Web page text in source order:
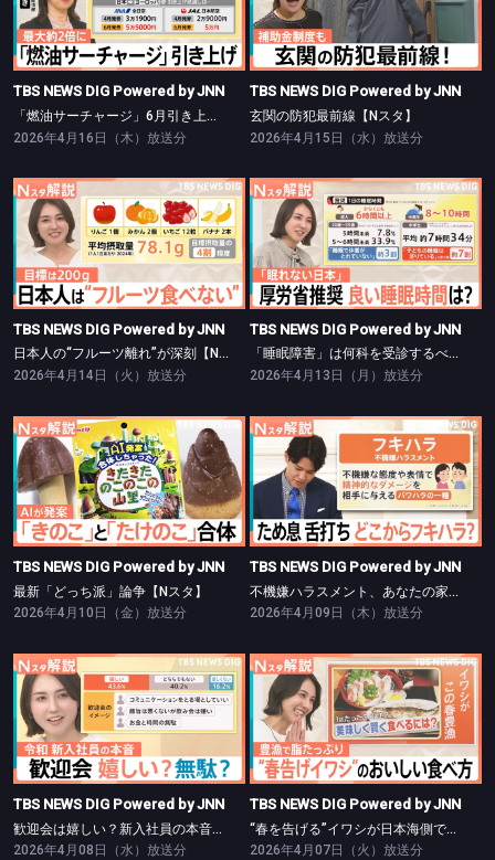
TBS NEWS DIG Powered by JNN
「燃油サーチャージ」6月引き上げ【Nスタ】
TBS NEWS DIG Powered by JNN
「燃油サーチャージ」6月引き上げ【Nスタ】
2026年4月16日（木）放送分
TBS NEWS DIG Powered by JNN
玄関の防犯最前線【Nスタ】
TBS NEWS DIG Powered by JNN
玄関の防犯最前線【Nスタ】
2026年4月15日（水）放送分
TBS NEWS DIG Powered by JNN
日本人の“フルーツ離れ”が深刻【Nスタ】
TBS NEWS DIG Powered by JNN
日本人の“フルーツ離れ”が深刻【Nスタ】
2026年4月14日（火）放送分
TBS NEWS DIG Powered by JNN
「睡眠障害」は何科を受診するべき?【Nスタ】
TBS NEWS DIG Powered by JNN
「睡眠障害」は何科を受診するべき?【Nスタ】
2026年4月13日（月）放送分
TBS NEWS DIG Powered by JNN
最新「どっち派」論争【Nスタ】
TBS NEWS DIG Powered by JNN
最新「どっち派」論争【Nスタ】
2026年4月10日（金）放送分
TBS NEWS DIG Powered by JNN
TBS NEWS DIG Powered by JNN
不機嫌ハラスメント、あなたの家族は大丈夫？【Nスタ】
2026年4月09日（木）放送分
TBS NEWS DIG Powered by JNN
歓迎会は嬉しい？新入社員の本音【Nスタ】
TBS NEWS DIG Powered by JNN
歓迎会は嬉しい？新入社員の本音【Nスタ】
2026年4月08日（水）放送分
TBS NEWS DIG Powered by JNN
“春を告げる”イワシが日本海側で豊漁に！【Nスタ】
TBS NEWS DIG Powered by JNN
“春を告げる”イワシが日本海側で豊漁に！【Nスタ】
2026年4月07日（火）放送分